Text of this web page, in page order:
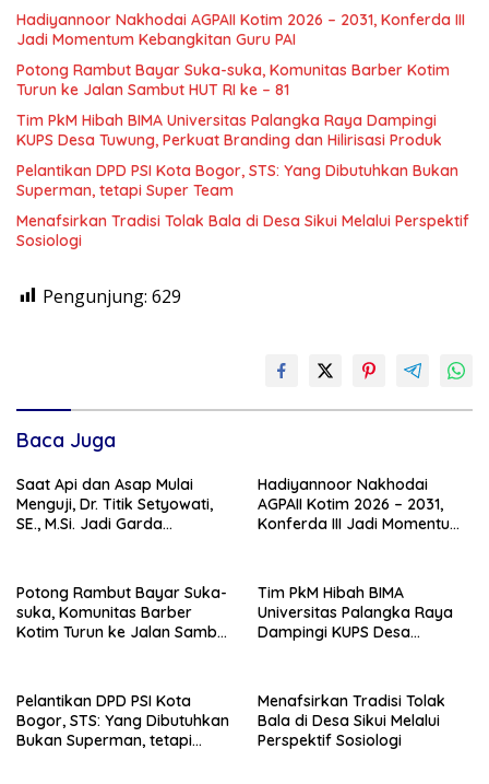
Hadiyannoor Nakhodai AGPAII Kotim 2026 – 2031, Konferda III
Jadi Momentum Kebangkitan Guru PAI
Potong Rambut Bayar Suka-suka, Komunitas Barber Kotim
Turun ke Jalan Sambut HUT RI ke – 81
Tim PkM Hibah BIMA Universitas Palangka Raya Dampingi
KUPS Desa Tuwung, Perkuat Branding dan Hilirisasi Produk
Pelantikan DPD PSI Kota Bogor, STS: Yang Dibutuhkan Bukan
Superman, tetapi Super Team
Menafsirkan Tradisi Tolak Bala di Desa Sikui Melalui Perspektif
Sosiologi
Pengunjung: 629
Baca Juga
Saat Api dan Asap Mulai
Menguji, Dr. Titik Setyowati,
SE., M.Si. Jadi Garda
Hadiyannoor Nakhodai
AGPAII Kotim 2026 – 2031,
Konferda III Jadi Momentum
Potong Rambut Bayar Suka-
suka, Komunitas Barber
Kotim Turun ke Jalan Sambut
Tim PkM Hibah BIMA
Universitas Palangka Raya
Dampingi KUPS Desa
Pelantikan DPD PSI Kota
Bogor, STS: Yang Dibutuhkan
Bukan Superman, tetapi
Menafsirkan Tradisi Tolak
Bala di Desa Sikui Melalui
Perspektif Sosiologi